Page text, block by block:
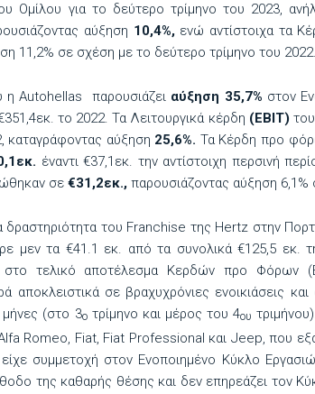
Ομίλου για το δεύτερο τρίμηνο του 2023,
αύξηση 10,4%, ενώ αντίστοιχα τα
11,2% σε σχέση με το δεύτερο τρίμηνο του 2022.
η Autohellas παρουσιάζει αύξηση 35,7% στον
το 2022. Τα Λειτουργικά κέρδη (ΕΒΙΤ)
καταγράφοντας αύξηση 25,6%. Τα Κέρδη προ
έναντι €37,1εκ. την αντίστοιχη περσινή
σε €31,2εκ., παρουσιάζοντας αύξηση 6,1%
δραστηριότητα του Franchise της Hertz στην
μεν τα €41.1 εκ. από τα συνολικά €125,5 εκ.
στο τελικό αποτέλεσμα Κερδών προ Φόρων
αποκλειστικά σε βραχυχρόνιες ενοικιάσεις
μήνες (στο 3οτρίμηνο και μέρος του 4ου
Romeo, Fiat, Fiat Professional και Jeep, που
συμμετοχή στον Ενοποιημένο Κύκλο
της καθαρής θέσης και δεν επηρεάζει τον